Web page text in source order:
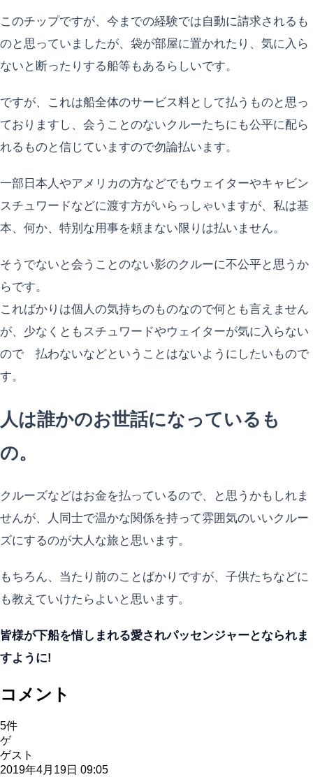
このチップですが、今までの経験では自動に請求されるも
のと思っていましたが、袋が部屋に置かれたり、気に入ら
ないと断ったりする船等もあるらしいです。
ですが、これは船全体のサービス料として払うものと思っ
ておりますし、会うことのないクルーたちにも公平に配ら
れるものと信じていますので勿論払います。
一部日本人やアメリカの方などでもウェイターやキャビン
スチュワードなどに渡す方がいらっしゃいますが、私は基
本、何か、特別な用事を頼まない限りは払いません。
そうでないと会うことのない影のクルーに不公平と思うか
らです。
こればかりは個人の気持ちのものなので何とも言えません
が、少なくともスチュワードやウェイターが気に入らない
ので 払わないなどということはないようにしたいもので
す。
人は誰かのお世話になっているも
の。
クルーズなどはお金を払っているので、と思うかもしれま
せんが、人同士で温かな関係を持って雰囲気のいいクルー
ズにするのが大人な旅と思います。
もちろん、当たり前のことばかりですが、子供たちなどに
も教えていけたらよいと思います。
皆様が下船を惜しまれる愛されパッセンジャーとなられま
すように!
コメント
5件
ゲ
ゲスト
2019年4月19日 09:05